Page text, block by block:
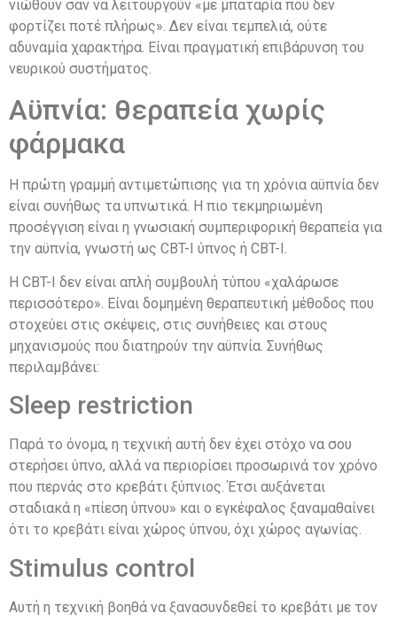
νιώθουν σαν να λειτουργούν «με μπαταρία που δεν
φορτίζει ποτέ πλήρως». Δεν είναι τεμπελιά, ούτε
αδυναμία χαρακτήρα. Είναι πραγματική επιβάρυνση του
νευρικού συστήματος.
Αϋπνία: θεραπεία χωρίς
φάρμακα
Η πρώτη γραμμή αντιμετώπισης για τη χρόνια αϋπνία δεν
είναι συνήθως τα υπνωτικά. Η πιο τεκμηριωμένη
προσέγγιση είναι η γνωσιακή συμπεριφορική θεραπεία για
την αϋπνία, γνωστή ως CBT-I ύπνος ή CBT-I.
Η CBT-I δεν είναι απλή συμβουλή τύπου «χαλάρωσε
περισσότερο». Είναι δομημένη θεραπευτική μέθοδος που
στοχεύει στις σκέψεις, στις συνήθειες και στους
μηχανισμούς που διατηρούν την αϋπνία. Συνήθως
περιλαμβάνει:
Sleep restriction
Παρά το όνομα, η τεχνική αυτή δεν έχει στόχο να σου
στερήσει ύπνο, αλλά να περιορίσει προσωρινά τον χρόνο
που περνάς στο κρεβάτι ξύπνιος. Έτσι αυξάνεται
σταδιακά η «πίεση ύπνου» και ο εγκέφαλος ξαναμαθαίνει
ότι το κρεβάτι είναι χώρος ύπνου, όχι χώρος αγωνίας.
Stimulus control
Αυτή η τεχνική βοηθά να ξανασυνδεθεί το κρεβάτι με τον